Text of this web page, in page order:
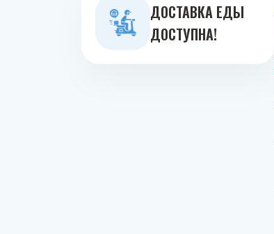
ДОСТАВКА ЕДЫ
ДОСТУПНА!